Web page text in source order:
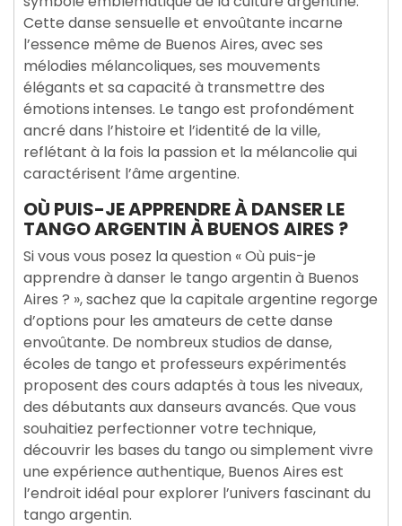
Cette danse sensuelle et envoûtante incarne
l’essence même de Buenos Aires, avec ses
mélodies mélancoliques, ses mouvements
élégants et sa capacité à transmettre des
émotions intenses. Le tango est profondément
ancré dans l’histoire et l’identité de la ville,
reflétant à la fois la passion et la mélancolie qui
caractérisent l’âme argentine.
OÙ PUIS-JE APPRENDRE À DANSER LE
TANGO ARGENTIN À BUENOS AIRES ?
Si vous vous posez la question « Où puis-je
apprendre à danser le tango argentin à Buenos
Aires ? », sachez que la capitale argentine regorge
d’options pour les amateurs de cette danse
envoûtante. De nombreux studios de danse,
écoles de tango et professeurs expérimentés
proposent des cours adaptés à tous les niveaux,
des débutants aux danseurs avancés. Que vous
souhaitiez perfectionner votre technique,
découvrir les bases du tango ou simplement vivre
une expérience authentique, Buenos Aires est
l’endroit idéal pour explorer l’univers fascinant du
tango argentin.